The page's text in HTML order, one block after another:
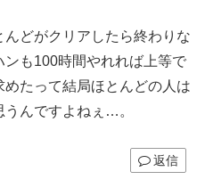
どがクリアしたら終わりな
も100時間やれれば上等で
たって結局ほとんどの人は
んですよねぇ…。
返信